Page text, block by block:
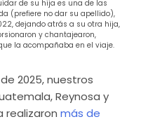
de su hija es una de las
(prefiere no dar su apellido),
dejando atrás a su otra hija,
y chantajearon,
la acompañaba en el viaje.
2025, nuestros
Reynosa y
realizaron más de